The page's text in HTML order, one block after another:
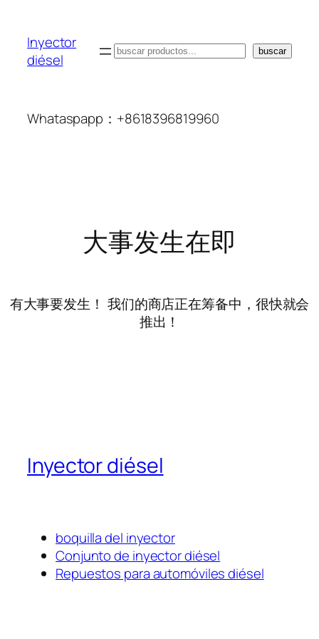
Inyector
diésel
搜
buscar
Whataspapp：+8618396819960
大事发生在即
有大事要发生！ 我们的商店正在筹备中，很快就会
推出！
Inyector diésel
boquilla del inyector
Conjunto de inyector diésel
Repuestos para automóviles diésel